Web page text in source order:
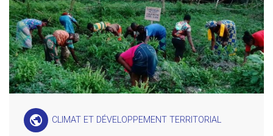
public CLIMAT ET DÉVELOPPEMENT TERRITORIAL